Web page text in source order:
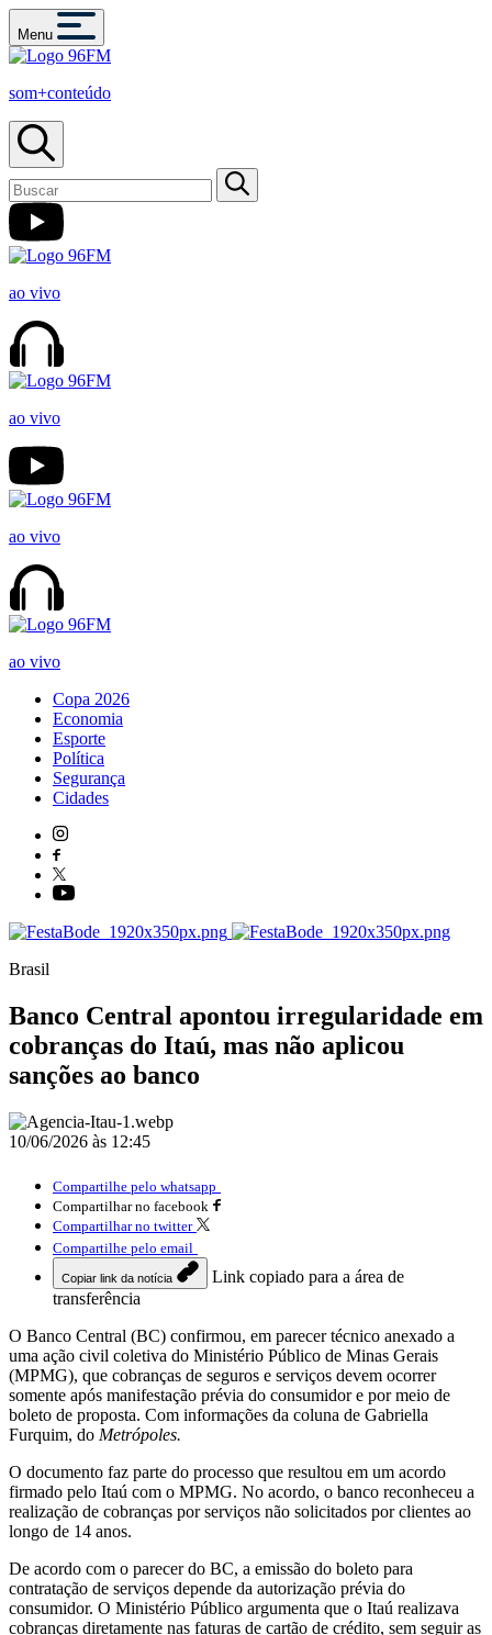
Menu
som+conteúdo
ao vivo
ao vivo
ao vivo
ao vivo
Copa 2026
Economia
Esporte
Política
Segurança
Cidades
Brasil
Banco Central apontou irregularidade em
cobranças do Itaú, mas não aplicou
sanções ao banco
10/06/2026 às 12:45
Compartilhe pelo whatsapp
Compartilhar no facebook
Compartilhar no twitter
Compartilhe pelo email
Copiar link da notícia
Link copiado para a área de
transferência
O Banco Central (BC) confirmou, em parecer técnico anexado a
uma ação civil coletiva do Ministério Público de Minas Gerais
(MPMG), que cobranças de seguros e serviços devem ocorrer
somente após manifestação prévia do consumidor e por meio de
boleto de proposta. Com informações da coluna de Gabriella
Furquim, do Metrópoles.
O documento faz parte do processo que resultou em um acordo
firmado pelo Itaú com o MPMG. No acordo, o banco reconheceu a
realização de cobranças por serviços não solicitados por clientes ao
longo de 14 anos.
De acordo com o parecer do BC, a emissão do boleto para
contratação de serviços depende da autorização prévia do
consumidor. O Ministério Público argumenta que o Itaú realizava
cobranças diretamente nas faturas de cartão de crédito, sem seguir as